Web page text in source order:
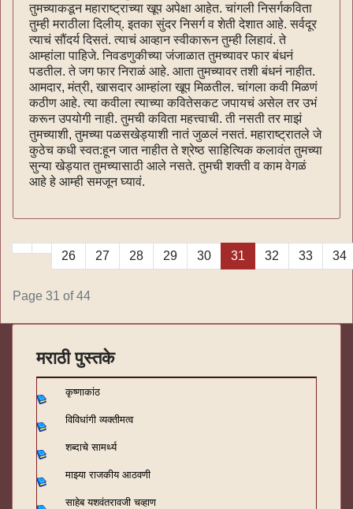
तुमच्याकडून महाराष्ट्राच्या खूप अपेक्षा आहेत. चांगली निसर्गकविता
तुम्ही मराठीला दिलीय्. इतका सुंदर निसर्ग व शेती देशात आहे. सर्वदूर
त्याचं सौंदर्य दिसतं. त्याचं आव्हान स्वीकारून तुम्ही लिहावं. ते
आम्हांला पाहिजे. निवडणुकीच्या जंजाळात तुमच्यावर फार बंधनं
पडतील. ते जग फार निराळं आहे. आता तुमच्यावर तशी बंधनं नाहीत.
आमदार, मंत्री, खासदार आम्हांला खूप मिळतील. चांगला कवी मिळणं
कठीण आहे. त्या कवीला त्याच्या कवितेसकट जपायचं असेल तर उभं
करून उपयोगी नाही. तुमची कविता महत्त्वाची. ती नसती तर माझं
तुमच्याशी, तुमच्या पळसखेड्याशी नातं जुळलं नसतं. महाराष्ट्रातले जे
कुठेच कधी स्वत:हून जात नाहीत ते श्रेष्ठ साहित्यिक कलावंत तुमच्या
सुन्या खेड्यात तुमच्यासाठी आले नसते. तुमची शक्ती व काम वेगळं
आहे हे आम्ही समजून घ्यावं.
26 27 28 29 30 31 32 33 34
Page 31 of 44
मराठी पुस्तके
कृष्णाकांठ
विविधांगी व्यक्तीमत्व
शब्दाचे सामर्थ्य
माझ्या राजकीय आठवणी
साहेब यशवंतरावजी चव्हाण